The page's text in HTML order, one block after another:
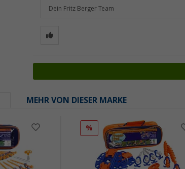
Dein Fritz Berger Team
MEHR VON DIESER MARKE
%